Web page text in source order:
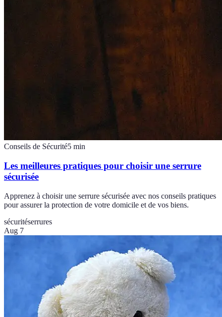
Conseils de Sécurité5 min
Les meilleures pratiques pour choisir une serrure
sécurisée
Apprenez à choisir une serrure sécurisée avec nos conseils pratiques
pour assurer la protection de votre domicile et de vos biens.
sécuritéserrures
Aug 7